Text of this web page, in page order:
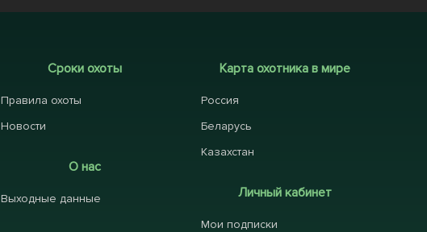
Сроки охоты
Правила охоты
Новости
О нас
Выходные данные
Карта охотника в мире
Россия
Беларусь
Казахстан
Личный кабинет
Мои подписки